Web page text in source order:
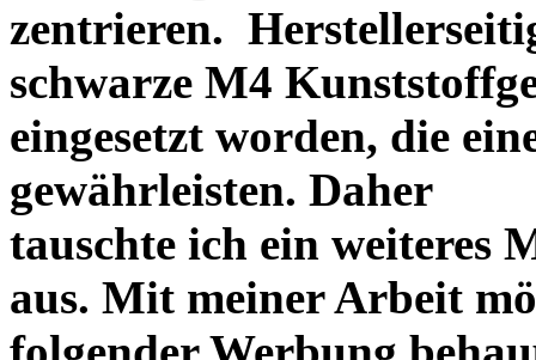
zentrieren.
schwarze M4
eingesetzt worden, die
gewährleisten. Daher
tauschte ich ein weiteres
aus. Mit meiner Arbeit